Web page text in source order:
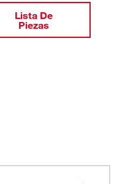
Lista De
Piezas